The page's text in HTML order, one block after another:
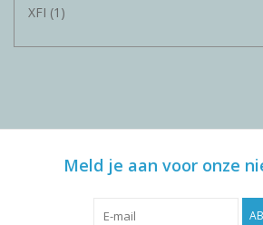
XFI (1)
Meld je aan voor onze